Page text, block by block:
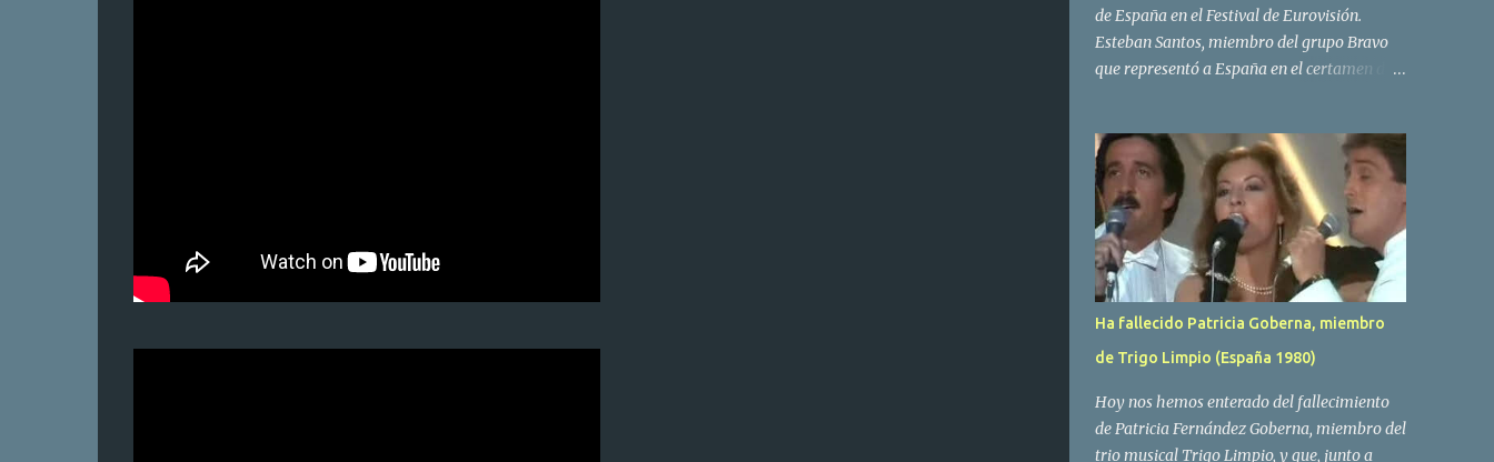
de España en el Festival de Eurovisión.
Esteban Santos, miembro del grupo Bravo
que representó a España en el certamen del
su compañera y principal vocalista en la
formación musical, Amaya Saizar, la que ha
dado a conocer la noticia al publico a traves
de las redes sociales. Nacido en Tolosa en
1951, durante su epoca universitaria en la
carrera de empresariales conoció al
estudiante de medicina Luis Villar,
comenzando a actuar juntos,Santos a la
guitarra y Villar al piano, sin atreverse a dar
esto cambió gracias a la propia Amaia
Saizar, que tras su abandono de Trigo
Ha fallecido Patricia Goberna, miembro
de Trigo Limpio (España 1980)
Hoy nos hemos enterado del fallecimiento
de Patricia Fernández Goberna, miembro del
trio musical Trigo Limpio, y que, junto a